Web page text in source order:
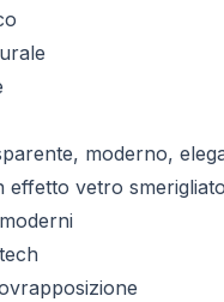
moderno,
effetto vetro smerigliato